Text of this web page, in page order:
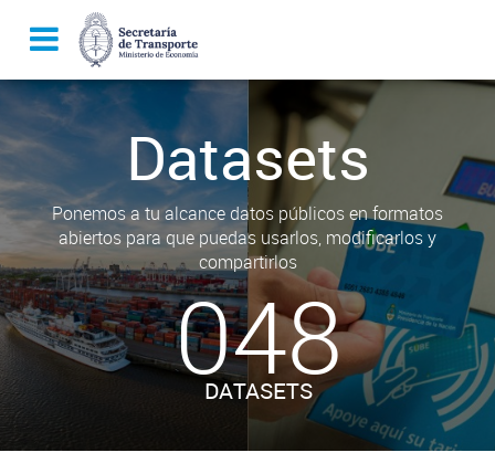
Datasets
Ponemos a tu alcance datos públicos en formatos
abiertos para que puedas usarlos, modificarlos y
compartirlos
048
DATASETS